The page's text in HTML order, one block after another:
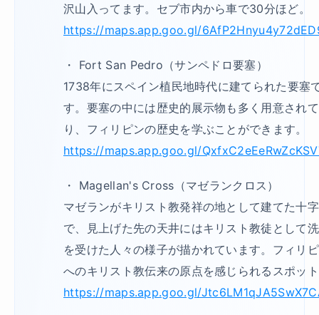
沢山入ってます。セブ市内から車で30分ほど。
https://maps.app.goo.gl/
・ Fort San Pedro（サンペドロ要塞）
1738年にスペイン植民地時代に建てられた要塞
す。要塞の中には歴史的展示物も多く用意され
り、フィリピンの歴史を学ぶことができます。
https://maps.app.goo.gl/
・ Magellan's Cross（マゼランクロス）
マゼランがキリスト教発祥の地として建てた十
で、見上げた先の天井にはキリスト教徒として
を受けた人々の様子が描かれています。フィリ
へのキリスト教伝来の原点を感じられるスポッ
https://maps.app.goo.gl/